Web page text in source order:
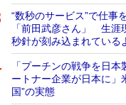
“数秒のサービス”で仕事
「前田武彦さん」 生涯
秒針が刻み込まれている
「プーチンの戦争を日
ートナー企業が日本に」
国”の実態